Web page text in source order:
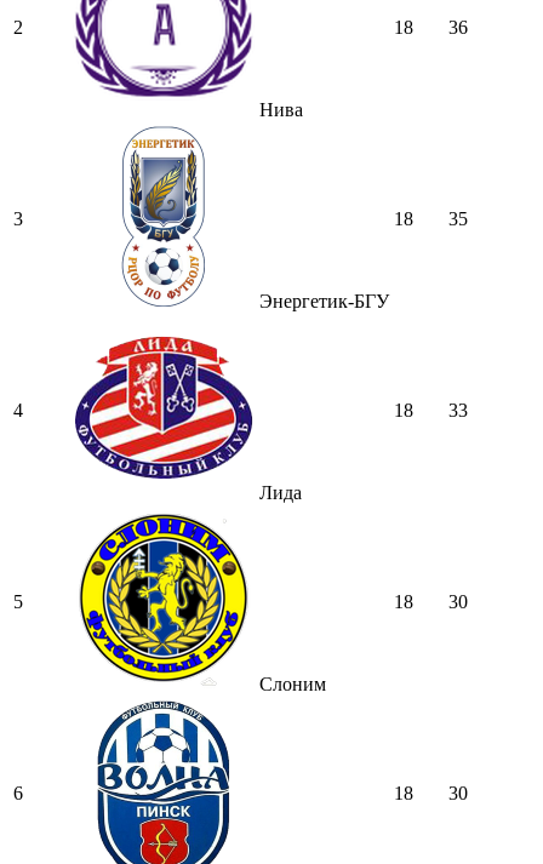
2
Нива
18 36
3
Энергетик-БГУ
18 35
4
Лида
18 33
5
Слоним
18 30
6 18 30